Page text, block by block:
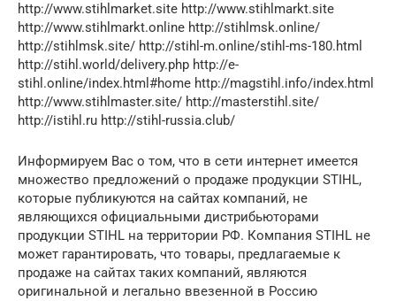
http://www.stihlmarket.site http://www.stihlmarkt.site
http://www.stihlmarkt.online http://stihlmsk.online/
http://stihlmsk.site/ http://stihl-m.online/stihl-ms-180.html
http://stihl.world/delivery.php http://e-
stihl.online/index.html#home http://magstihl.info/index.html
http://www.stihlmaster.site/ http://masterstihl.site/
http://istihl.ru http://stihl-russia.club/
Информируем Вас о том, что в сети интернет имеется
множество предложений о продаже продукции STIHL,
которые публикуются на сайтах компаний, не
являющихся официальными дистрибьюторами
продукции STIHL на территории РФ. Компания STIHL не
может гарантировать, что товары, предлагаемые к
продаже на сайтах таких компаний, являются
оригинальной и легально ввезенной в Россию